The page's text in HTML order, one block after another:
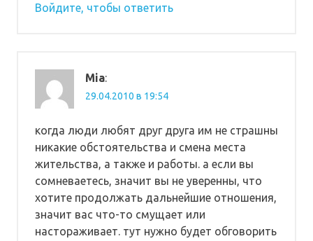
Войдите, чтобы ответить
Mia:
29.04.2010 в 19:54
когда люди любят друг друга им не страшны
никакие обстоятельства и смена места
жительства, а также и работы. а если вы
сомневаетесь, значит вы не уверенны, что
хотите продолжать дальнейшие отношения,
значит вас что-то смущает или
настораживает. тут нужно будет обговорить